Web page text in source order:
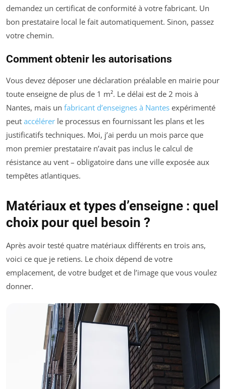
demandez un certificat de conformité à votre fabricant. Un
bon prestataire local le fait automatiquement. Sinon, passez
votre chemin.
Comment obtenir les autorisations
Vous devez déposer une déclaration préalable en mairie pour
toute enseigne de plus de 1 m². Le délai est de 2 mois à
Nantes, mais un fabricant d’enseignes à Nantes expérimenté
peut accélérer le processus en fournissant les plans et les
justificatifs techniques. Moi, j’ai perdu un mois parce que
mon premier prestataire n’avait pas inclus le calcul de
résistance au vent – obligatoire dans une ville exposée aux
tempêtes atlantiques.
Matériaux et types d’enseigne : quel
choix pour quel besoin ?
Après avoir testé quatre matériaux différents en trois ans,
voici ce que je retiens. Le choix dépend de votre
emplacement, de votre budget et de l’image que vous voulez
donner.